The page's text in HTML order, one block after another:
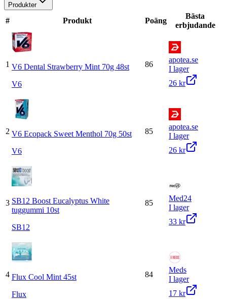
Produkter
# Produkt Poäng
Bästa
erbjudande
1 V6 Dental Strawberry Mint 70g 48st
V6
86
apotea.se
I lager
26 kr
2 V6 Ecopack Sweet Menthol 70g 50st
V6
85
apotea.se
I lager
26 kr
3 SB12 Boost Eucalyptus White
tuggummi 10st
SB12
85
Med24
I lager
33 kr
4 Flux Cool Mint 45st
Flux
84
Meds
I lager
17 kr